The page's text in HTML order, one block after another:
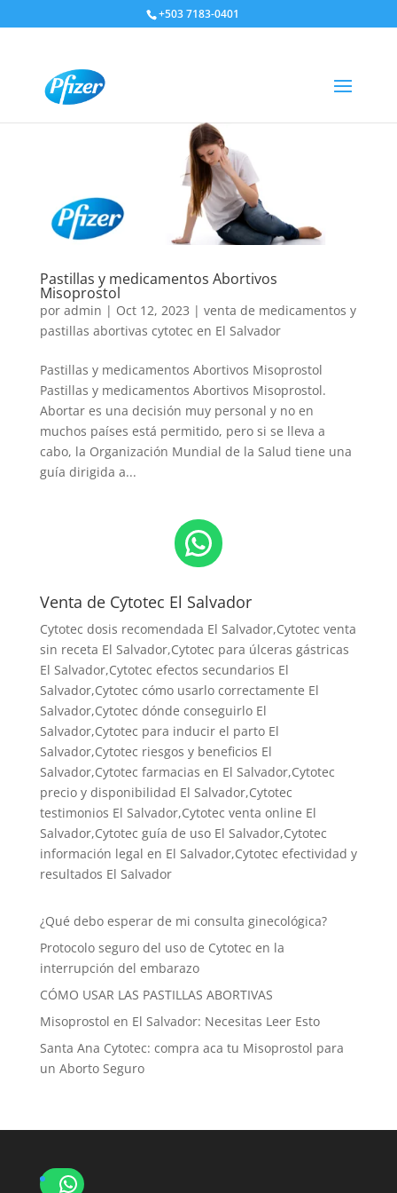
+503 7183-0401
Pastillas y medicamentos Abortivos
Misoprostol
por admin | Oct 12, 2023 | venta de medicamentos y
pastillas abortivas cytotec en El Salvador
Pastillas y medicamentos Abortivos Misoprostol
Pastillas y medicamentos Abortivos Misoprostol.
Abortar es una decisión muy personal y no en
muchos países está permitido, pero si se lleva a
cabo, la Organización Mundial de la Salud tiene una
guía dirigida a...
WhatsApp
Venta de Cytotec El Salvador
Cytotec dosis recomendada El Salvador,Cytotec venta
sin receta El Salvador,Cytotec para úlceras gástricas
El Salvador,Cytotec efectos secundarios El
Salvador,Cytotec cómo usarlo correctamente El
Salvador,Cytotec dónde conseguirlo El
Salvador,Cytotec para inducir el parto El
Salvador,Cytotec riesgos y beneficios El
Salvador,Cytotec farmacias en El Salvador,Cytotec
precio y disponibilidad El Salvador,Cytotec
testimonios El Salvador,Cytotec venta online El
Salvador,Cytotec guía de uso El Salvador,Cytotec
información legal en El Salvador,Cytotec efectividad y
resultados El Salvador
¿Qué debo esperar de mi consulta ginecológica?
Protocolo seguro del uso de Cytotec en la
interrupción del embarazo
CÓMO USAR LAS PASTILLAS ABORTIVAS
Misoprostol en El Salvador: Necesitas Leer Esto
Santa Ana Cytotec: compra aca tu Misoprostol para
un Aborto Seguro
WhatsApp